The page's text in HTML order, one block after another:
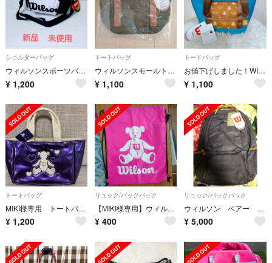
ショルダーバッグ
ウィルソンスポーツバック
¥ 1,200
トートバッグ
ウィルソンスモールトートバッグ
¥ 1,100
トートバッグ
お値下げしました！WILSON BEAR トートバッグ
¥ 1,100
トートバッグ
MIKI様専用 トートバッグ
¥ 1,200
リュック/バックパック
【MIKI様専用】ウィルソンベアー リュックサック
¥ 400
リュック/バックパック
ウィルソン ベアー テニスリュック
¥ 5,000